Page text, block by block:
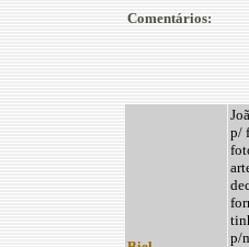
Comentários:
p/
p/